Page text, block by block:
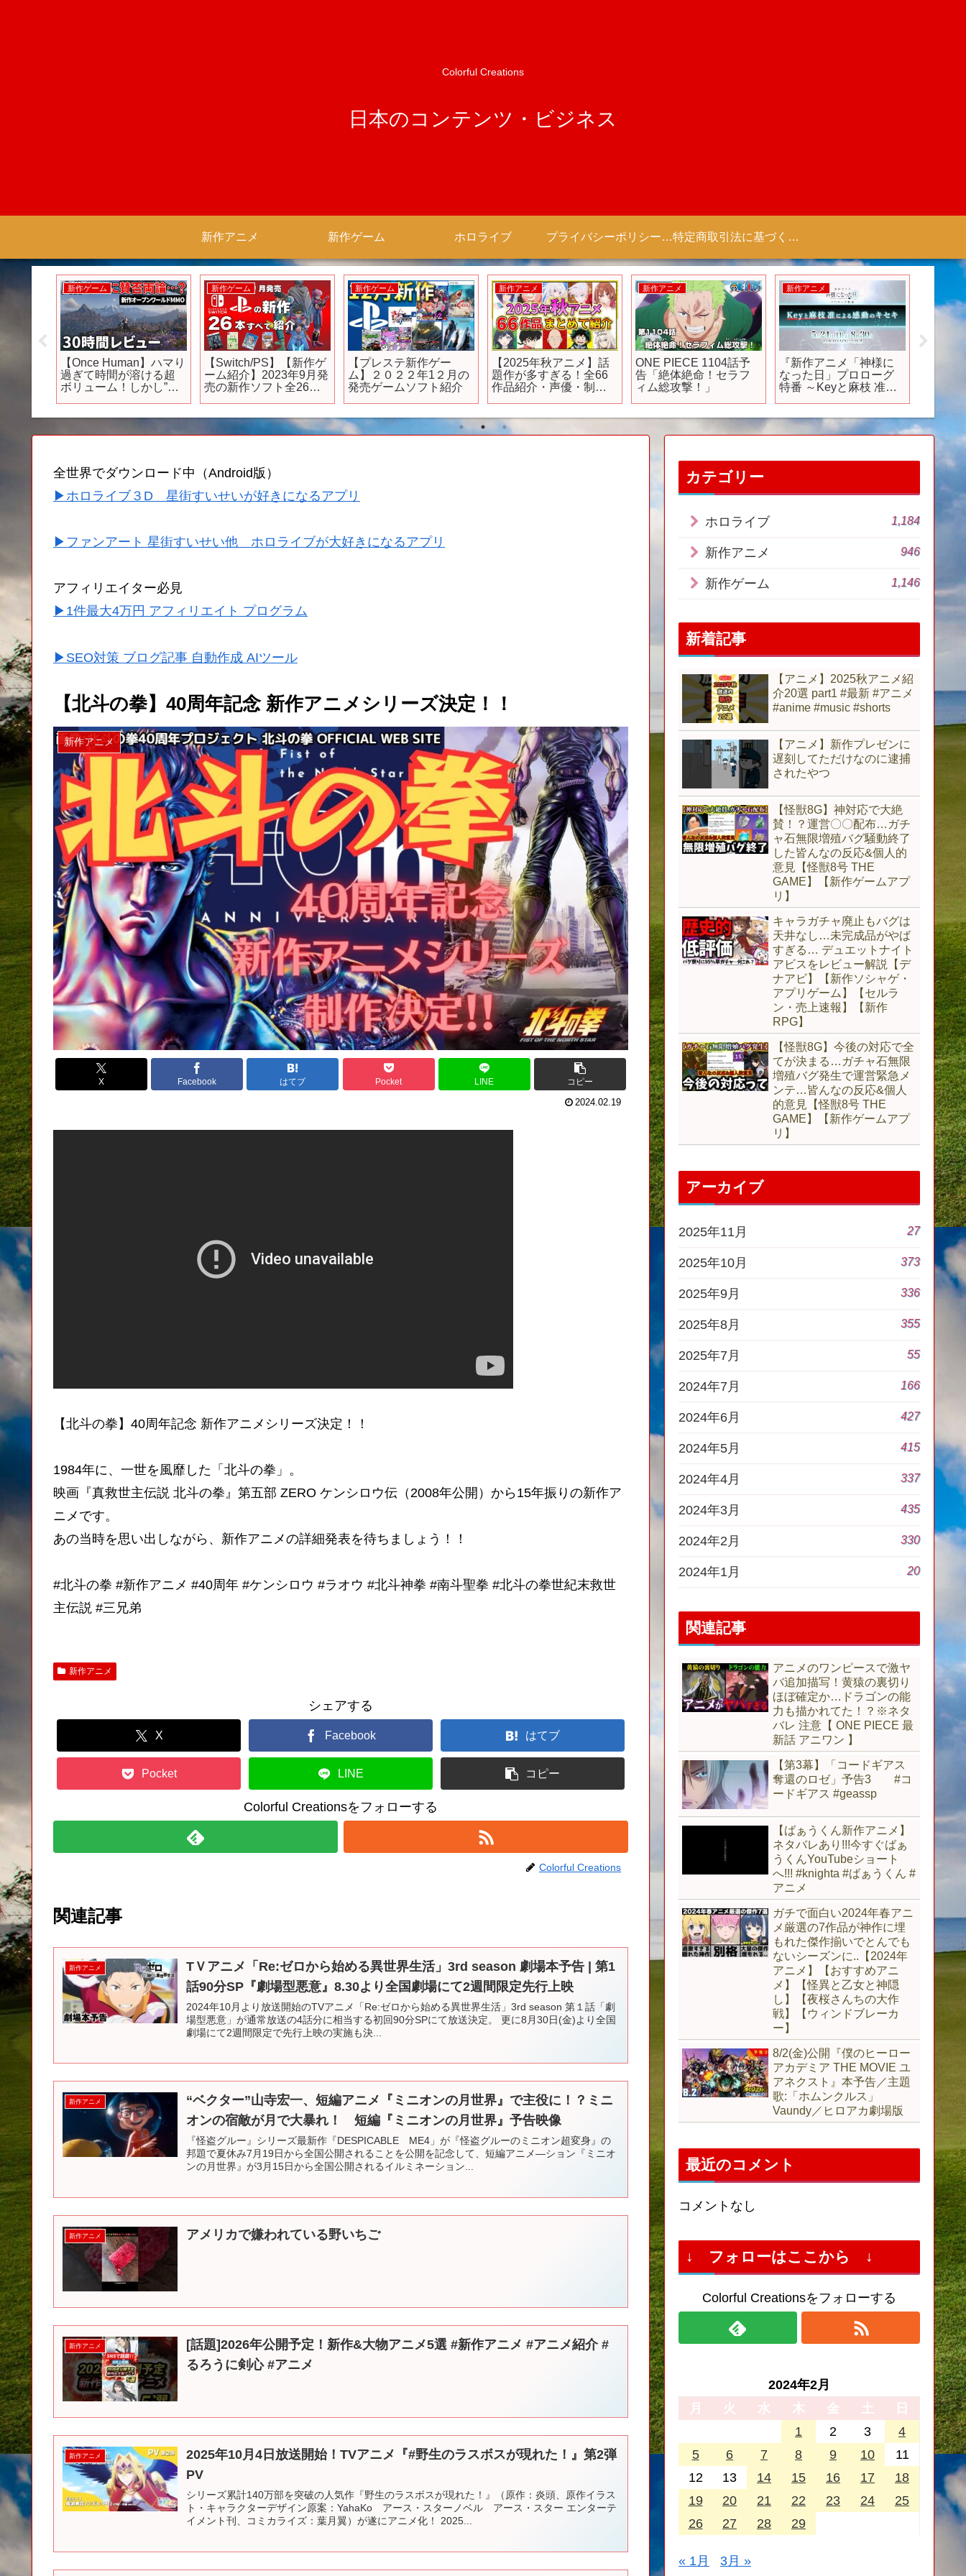
Colorful Creations
日本のコンテンツ・ビジネス
新作アニメ 新作ゲーム ホロライブ プライバシーポリシー 【Colorful Creation】 特定商取引法に基づく表記（商取引に関する開示）
新作ゲーム
【Once Human】ハマり
過ぎて時間が溶ける超
ボリューム！しかし”賛
由は？【基本無料】
新作ゲーム
【Switch/PS】【新作ゲ
ーム紹介】2023年9月発
売の新作ソフト全26本
新作ゲーム
【プレステ新作ゲー
ム】２０２２年1２月の
発売ゲームソフト紹介
新作アニメ
【2025年秋アニメ】話
題作が多すぎる！全66
作品紹介・声優・制作
新作アニメ
ONE PIECE 1104話予
告「絶体絶命！セラフ
ィム総攻撃！」
新作アニメ
『新作アニメ「神様に
なった日」プロローグ
特番 ～Keyと麻枝 准に
【おす
全世界でダウンロード中（Android版）
▶ホロライブ３D 星街すいせいが好きになるアプリ
▶ファンアート 星街すいせい他 ホロライブが大好きになるアプリ
アフィリエイター必見
▶1件最大4万円 アフィリエイト プログラム
▶SEO対策 ブログ記事 自動作成 AIツール
【北斗の拳】40周年記念 新作アニメシリーズ決定！！
新作アニメ
X Facebook はてブ Pocket LINE コピー
2024.02.19
【北斗の拳】40周年記念 新作アニメシリーズ決定！！
1984年に、一世を風靡した「北斗の拳」。
映画『真救世主伝説 北斗の拳』第五部 ZERO ケンシロウ伝（2008年公開）から15年振りの新作ア
ニメです。
あの当時を思い出しながら、新作アニメの詳細発表を待ちましょう！！
#北斗の拳 #新作アニメ #40周年 #ケンシロウ #ラオウ #北斗神拳 #南斗聖拳 #北斗の拳世紀末救世
主伝説 #三兄弟
新作アニメ
シェアする
X Facebook はてブ
Pocket LINE コピー
Colorful Creationsをフォローする
Colorful Creations
関連記事
新作アニメ
TＶアニメ「Re:ゼロから始める異世界生活」3rd season 劇場本予告 | 第1
話90分SP『劇場型悪意』8.30より全国劇場にて2週間限定先行上映
2024年10月より放送開始のTVアニメ「Re:ゼロから始める異世界生活」3rd season 第１話「劇
場型悪意」が通常放送の4話分に相当する初回90分SPにて放送決定。 更に8月30日(金)より全国
劇場にて2週間限定で先行上映の実施も決...
新作アニメ
“ベクター”山寺宏一、短編アニメ『ミニオンの月世界』で主役に！？ミニ
オンの宿敵が月で大暴れ！ 短編『ミニオンの月世界』予告映像
『怪盗グルー』シリーズ最新作『DESPICABLE ME4」が『怪盗グルーのミニオン超変身』の
邦題で夏休み7月19日から全国公開されることを公開を記念して、短編アニメ―ション『ミニオ
ンの月世界』が3月15日から全国公開されるイルミネーション...
新作アニメ アメリカで嫌われている野いちご
新作アニメ
[話題]2026年公開予定！新作&大物アニメ5選 #新作アニメ #アニメ紹介 #
るろうに剣心 #アニメ
新作アニメ
2025年10月4日放送開始！TVアニメ『#野生のラスボスが現れた！』第2弾
PV
シリーズ累計140万部を突破の人気作『野生のラスボスが現れた！』（原作：炎頭、原作イラス
ト・キャラクターデザイン原案：YahaKo アース・スターノベル アース・スター エンターテ
イメント刊、コミカライズ：葉月翼）が遂にアニメ化！ 2025...
カテゴリー
ホロライブ 1,184
新作アニメ 946
新作ゲーム 1,146
新着記事
【アニメ】2025秋アニメ紹
介20選 part1 #最新 #アニメ
#anime #music #shorts
【アニメ】新作プレゼンに
遅刻してただけなのに逮捕
されたやつ
【怪獣8G】神対応で大絶
賛！？運営〇〇配布…ガチ
ャ石無限増殖バグ騒動終了
した皆んなの反応&個人的
意見【怪獣8号 THE
GAME】【新作ゲームアプ
リ】
キャラガチャ廃止もバグは
天井なし…未完成品がやば
すぎる… デュエットナイト
アビスをレビュー解説【デ
ナアビ】【新作ソシャゲ・
アプリゲーム】【セルラ
ン・売上速報】【新作
RPG】
【怪獣8G】今後の対応で全
てが決まる…ガチャ石無限
増殖バグ発生で運営緊急メ
ンテ…皆んなの反応&個人
的意見【怪獣8号 THE
GAME】【新作ゲームアプ
リ】
アーカイブ
2025年11月 27
2025年10月 373
2025年9月 336
2025年8月 355
2025年7月 55
2024年7月 166
2024年6月 427
2024年5月 415
2024年4月 337
2024年3月 435
2024年2月 330
2024年1月 20
関連記事
アニメのワンピースで激ヤ
バ追加描写！黄猿の裏切り
ほぼ確定か…ドラゴンの能
力も描かれてた！？※ネタ
バレ 注意【 ONE PIECE 最
新話 アニワン 】
【第3幕】「コードギアス
奪還のロゼ」予告3 #コ
ードギアス #geassp
【ばぁうくん新作アニメ】
ネタバレあり!!!今すぐばぁ
うくんYouTubeショート
へ!!! #knighta #ばぁうくん #
アニメ
ガチで面白い2024年春アニ
メ厳選の7作品が神作に埋
もれた傑作揃いでとんでも
ないシーズンに..【2024年
アニメ】【おすすめアニ
メ】【怪異と乙女と神隠
し】【夜桜さんちの大作
戦】【ウィンドブレーカ
ー】
8/2(金)公開『僕のヒーロー
アカデミア THE MOVIE ユ
アネクスト』本予告／主題
歌:「ホムンクルス」
Vaundy／ヒロアカ劇場版
最近のコメント
コメントなし
↓ フォローはここから ↓
Colorful Creationsをフォローする
2024年2月
月
火 水 木 金 土
日
1
2 3
4
5
6 7 8 9 10
11
12
13 14 15 16 17
18
19
20 21 22 23 24
25
26
27 28 29
« 1月 3月 »